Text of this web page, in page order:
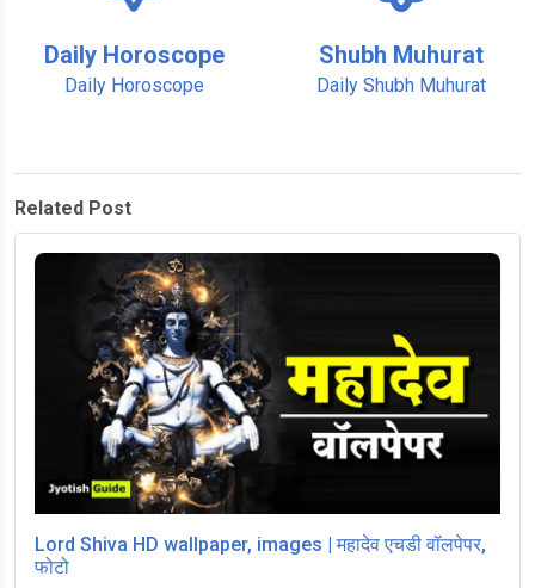
Daily Horoscope
Daily Horoscope
Shubh Muhurat
Daily Shubh Muhurat
Related Post
Lord Shiva HD wallpaper, images | महादेव एचडी वॉलपेपर,
फोटो